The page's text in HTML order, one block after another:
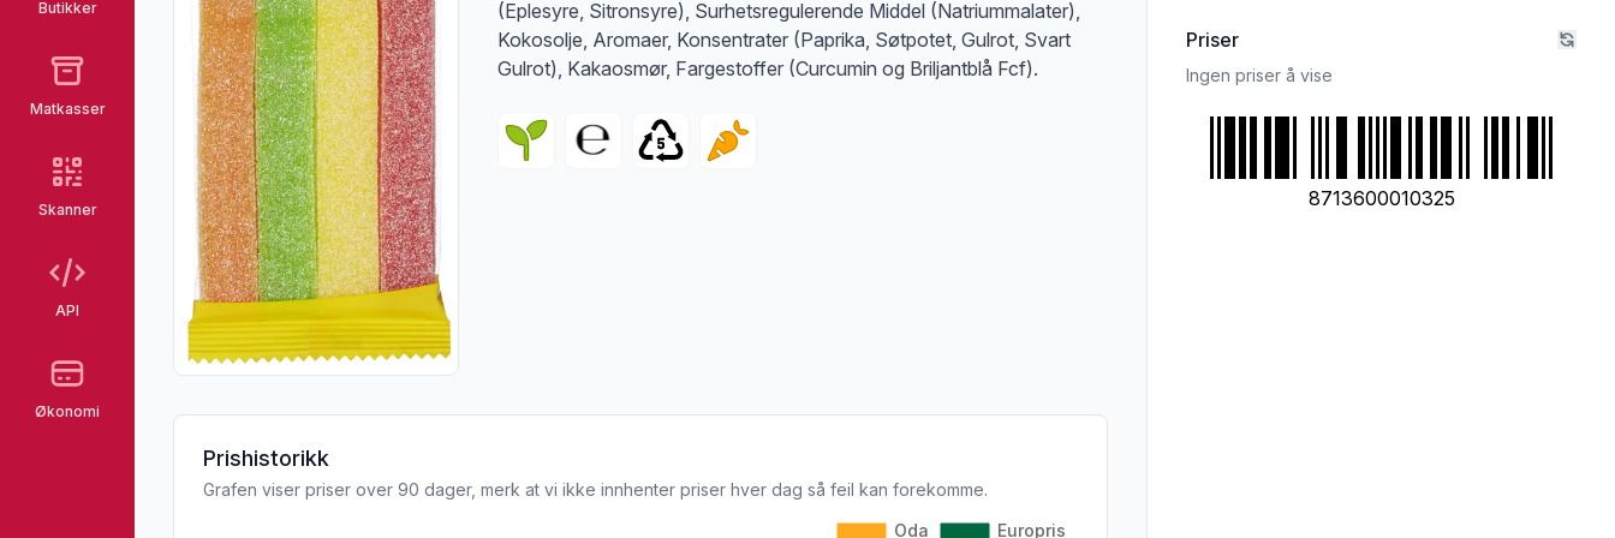
Butikker
Matkasser
Skanner
API
Økonomi
(Eplesyre, Sitronsyre), Surhetsregulerende Middel (Natriummalater),
Kokosolje, Aromaer, Konsentrater (Paprika, Søtpotet, Gulrot, Svart
Gulrot), Kakaosmør, Fargestoffer (Curcumin og Briljantblå Fcf).
Prishistorikk
Grafen viser priser over 90 dager, merk at vi ikke innhenter priser hver dag så feil kan forekomme.
Priser
Ingen priser å vise
8713600010325